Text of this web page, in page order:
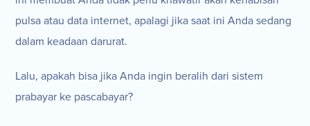
pulsa atau data internet, apalagi jika saat ini Anda sedang
dalam keadaan darurat.
Lalu, apakah bisa jika Anda ingin beralih dari sistem
prabayar ke pascabayar?